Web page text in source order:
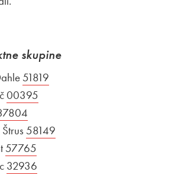
skupine
Zunanja povezava na
51819
Zunanja povezava na
00395
povezava na
Zunanja povezava na
58149
Zunanja povezava na
57765
Zunanja povezava na
32936